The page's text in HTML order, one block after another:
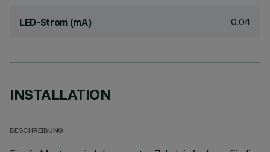
LED-Strom (mA) 0.04
INSTALLATION
BESCHREIBUNG